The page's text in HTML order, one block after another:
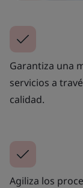
Garantiza una
servicios a
calidad.
Agiliza los